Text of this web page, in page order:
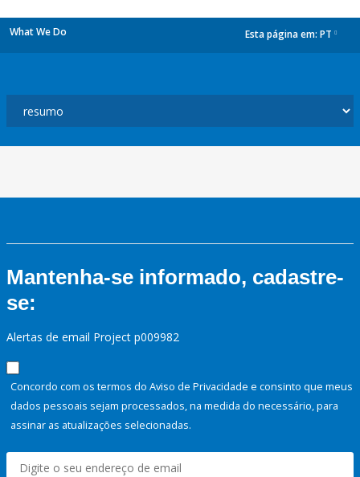
What We Do Esta página em: PT
Mantenha-se informado, cadastre-
se:
Alertas de email Project p009982
Concordo com os termos do Aviso de Privacidade e consinto que meus
dados pessoais sejam processados, na medida do necessário, para
assinar as atualizações selecionadas.